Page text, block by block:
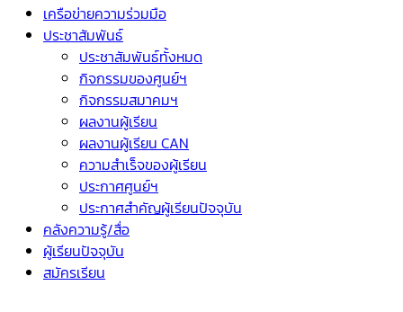
เครือข่ายความร่วมมือ
ประชาสัมพันธ์
ประชาสัมพันธ์ทั้งหมด
กิจกรรมของศูนย์ฯ
กิจกรรมสมาคมฯ
ผลงานผู้เรียน
ผลงานผู้เรียน CAN
ความสำเร็จของผู้เรียน
ประกาศศูนย์ฯ
ประกาศสำคัญผู้เรียนปัจจุบัน
คลังความรู้/สื่อ
ผู้เรียนปัจจุบัน
สมัครเรียน